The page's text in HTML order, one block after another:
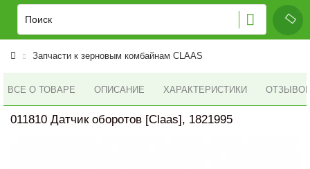
Запчасти к зерновым комбайнам CLAAS
ВСЕ О ТОВАРЕ ОПИСАНИЕ ХАРАКТЕРИСТИКИ ОТЗЫВОВ
011810 Датчик оборотов [Claas], 1821995